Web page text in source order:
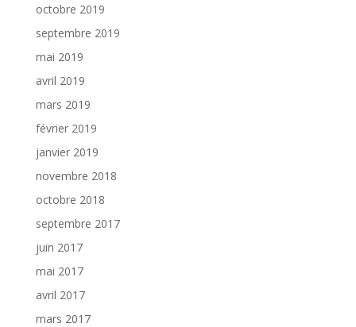
octobre 2019
septembre 2019
mai 2019
avril 2019
mars 2019
février 2019
janvier 2019
novembre 2018
octobre 2018
septembre 2017
juin 2017
mai 2017
avril 2017
mars 2017